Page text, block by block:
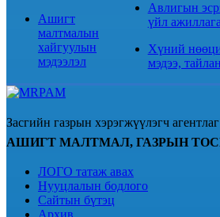
Ашигт
малтмалын
хайгуулын
мэдээлэл
Авлигын
үйл
Хүний
мэдээ, тайлан
Засгийн газрын хэрэгжүүлэгч агентлаг
АШИГТ МАЛТМАЛ, ГАЗРЫН
ЛОГО татаж авах
Нууцлалын бодлого
Сайтын бүтэц